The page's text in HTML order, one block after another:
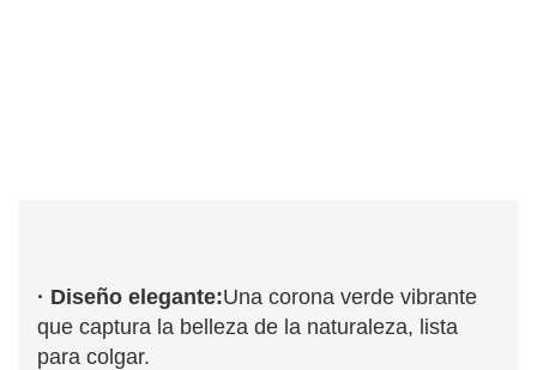
· Diseño elegante:Una corona verde vibrante
que captura la belleza de la naturaleza, lista
para colgar.